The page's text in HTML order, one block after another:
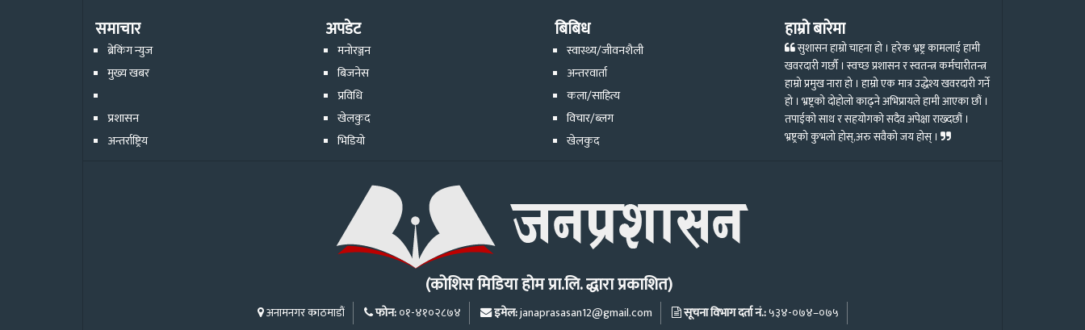
समाचार
ब्रेकिंग न्युज
मुख्य खबर
प्रशासन
अन्तर्राष्ट्रिय
अपडेट
मनोरञ्जन
बिजनेस
प्रविधि
खेलकुद
भिडियो
बिबिध
स्वास्थ्य/जीवनशैली
अन्तरवार्ता
कला/साहित्य
विचार/ब्लग
खेलकुद
हाम्रो बारेमा
सुशासन हाम्रो चाहना हो । हरेक भ्रष्ट्र कामलाई हामी
खवरदारी गर्छौ । स्वच्छ प्रशासन र स्वतन्त्र कर्मचारीतन्त्र
हाम्रो प्रमुख नारा हो । हाम्रो एक मात्र उद्धेश्य खवरदारी गर्ने
हो । भ्रष्ट्रको दोहोलो काढ्ने अभिप्रायले हामी आएका छौं ।
तपाईको साथ र सहयोगको सदैव अपेक्षा राख्दछौं ।
भ्रष्ट्रको कुभलो होस्,अरु सवैको जय होस् ।
(कोशिस मिडिया होम प्रा.लि. द्धारा प्रकाशित)
अनामनगर काठमाडौं फोन:०१-४१०२८७४ इमेल:janaprasasan12@gmail.com सूचना विभाग दर्ता नं.:५३४-०७४–०७५